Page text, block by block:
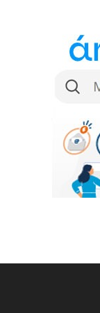
hogy a
virágozzanak
hosszú távú
Kalauz.hu
technológiai
Facebookon